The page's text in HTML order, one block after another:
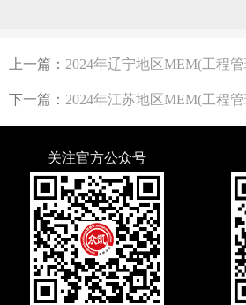
上一篇： 2024年辽宁地区MEM(工程
费、学制信息汇总
下一篇： 2024年江苏地区MEM(工程
费、学制信息汇总
关注官方公众号